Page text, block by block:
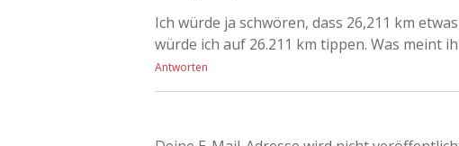
Ich würde ja schwören, dass 26,211 km
würde ich auf 26.211 km tippen. Was meint
Antworten